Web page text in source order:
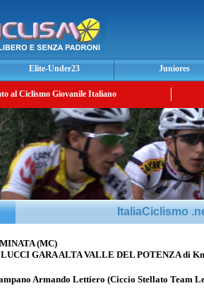
Elite-Under23 Juniores
al Ciclismo Giovanile Italiano
ItaliaCiclismo
(MC)
GARA ALTA VALLE DEL POTENZA di
Armando Lettiero (Ciccio Stellato Team